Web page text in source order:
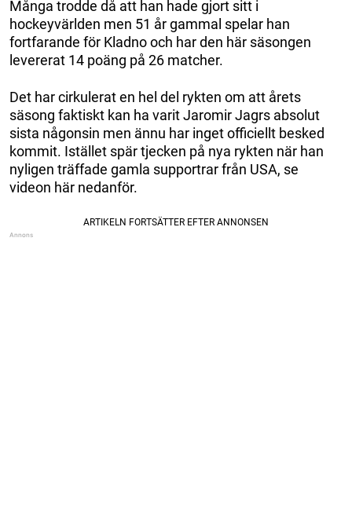
Många trodde då att han hade gjort sitt i
hockeyvärlden men 51 år gammal spelar han
fortfarande för Kladno och har den här säsongen
levererat 14 poäng på 26 matcher.
Det har cirkulerat en hel del rykten om att årets
säsong faktiskt kan ha varit Jaromir Jagrs absolut
sista någonsin men ännu har inget officiellt besked
kommit. Istället spär tjecken på nya rykten när han
nyligen träffade gamla supportrar från USA, se
videon här nedanför.